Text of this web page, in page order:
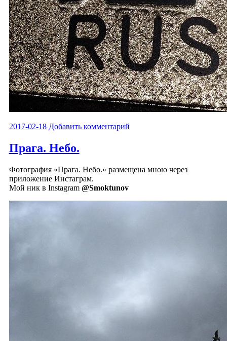
2017-02-18 Добавить комментарий
Прага. Небо.
Фотография «Прага. Небо.» размещена мною через
приложение Инстаграм.
Мой ник в Instagram @Smoktunov